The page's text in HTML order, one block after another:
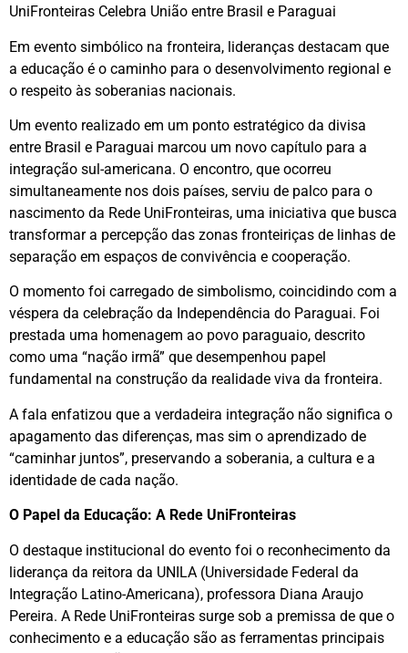
UniFronteiras Celebra União entre Brasil e Paraguai
​Em evento simbólico na fronteira, lideranças destacam que
a educação é o caminho para o desenvolvimento regional e
o respeito às soberanias nacionais.
​Um evento realizado em um ponto estratégico da divisa
entre Brasil e Paraguai marcou um novo capítulo para a
integração sul-americana. O encontro, que ocorreu
simultaneamente nos dois países, serviu de palco para o
nascimento da Rede UniFronteiras, uma iniciativa que busca
transformar a percepção das zonas fronteiriças de linhas de
separação em espaços de convivência e cooperação.
​O momento foi carregado de simbolismo, coincidindo com a
véspera da celebração da Independência do Paraguai. Foi
prestada uma homenagem ao povo paraguaio, descrito
como uma “nação irmã” que desempenhou papel
fundamental na construção da realidade viva da fronteira.
​A fala enfatizou que a verdadeira integração não significa o
apagamento das diferenças, mas sim o aprendizado de
“caminhar juntos”, preservando a soberania, a cultura e a
identidade de cada nação.
​O Papel da Educação: A Rede UniFronteiras
​O destaque institucional do evento foi o reconhecimento da
liderança da reitora da UNILA (Universidade Federal da
Integração Latino-Americana), professora Diana Araujo
Pereira. A Rede UniFronteiras surge sob a premissa de que o
conhecimento e a educação são as ferramentas principais